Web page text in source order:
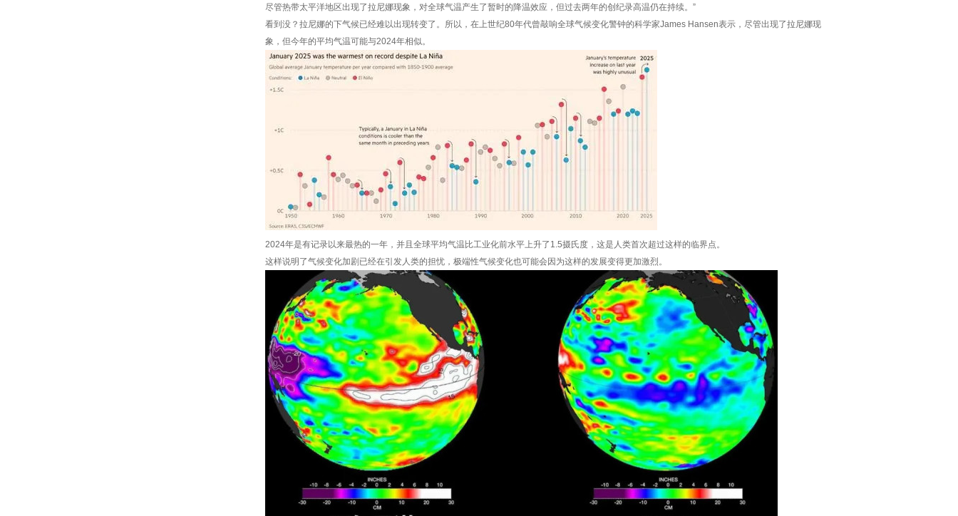
尽管热带太平洋地区出现了拉尼娜现象，对全球气温产生了暂时的降温效应，但过去两年的创纪录高温仍在持续。”
看到没？拉尼娜的下气候已经难以出现转变了。所以，在上世纪80年代曾敲响全球气候变化警钟的科学家James Hansen表示，尽管出现了拉尼娜现
象，但今年的平均气温可能与2024年相似。
2024年是有记录以来最热的一年，并且全球平均气温比工业化前水平上升了1.5摄氏度，这是人类首次超过这样的临界点。
这样说明了气候变化加剧已经在引发人类的担忧，极端性气候变化也可能会因为这样的发展变得更加激烈。